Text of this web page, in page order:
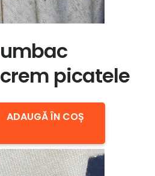
picatele
ADAUGĂ ÎN COȘ